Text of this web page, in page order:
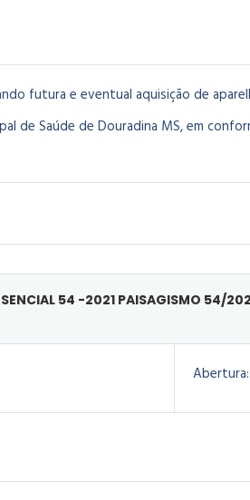
futura e eventual aquisição de
de Saúde de Douradina MS, em
54 -2021 PAISAGISMO 54/
Abertura: